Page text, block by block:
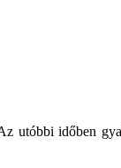
utóbbi időben